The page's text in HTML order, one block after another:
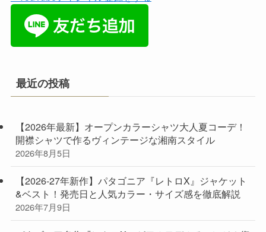
最近の投稿
【2026年最新】オープンカラーシャツ大人夏コーデ！
開襟シャツで作るヴィンテージな湘南スタイル
2026年8月5日
【2026-27年新作】パタゴニア『レトロX』ジャケット
&ベスト！発売日と人気カラー・サイズ感を徹底解説
2026年7月9日